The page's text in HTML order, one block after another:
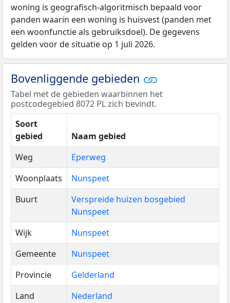
woning is geografisch-algoritmisch bepaald voor
panden waarin een woning is huisvest (panden met
een woonfunctie als gebruiksdoel). De gegevens
gelden voor de situatie op 1 juli 2026.
Bovenliggende gebieden
Tabel met de gebieden waarbinnen het
postcodegebied 8072 PL zich bevindt.
Soort
gebied
Naam gebied
Weg
Eperweg
Woonplaats
Nunspeet
Buurt
Verspreide huizen bosgebied
Nunspeet
Wijk
Nunspeet
Gemeente
Nunspeet
Provincie
Gelderland
Land
Nederland